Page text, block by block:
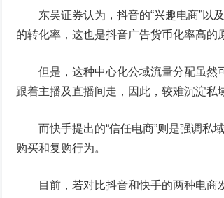
东吴证券认为，抖音的“兴趣电商”以
的转化率，这也是抖音广告货币化率高的
但是，这种中心化公域流量分配虽然
跟着主播及直播间走，因此，较难沉淀私
而快手提出的“信任电商”则是强调私
购买和复购行为。
目前，若对比抖音和快手的两种电商